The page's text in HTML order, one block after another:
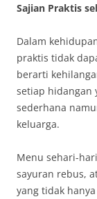
Sajian Praktis
Dalam
praktis tidak
berarti
setiap hidangan
sederhana
keluarga.
Menu sehari-
sayuran rebus,
yang tidak